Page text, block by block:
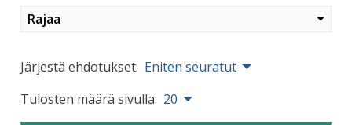
Rajaa
Järjestä ehdotukset: Eniten seuratut
Tulosten määrä sivulla: 20